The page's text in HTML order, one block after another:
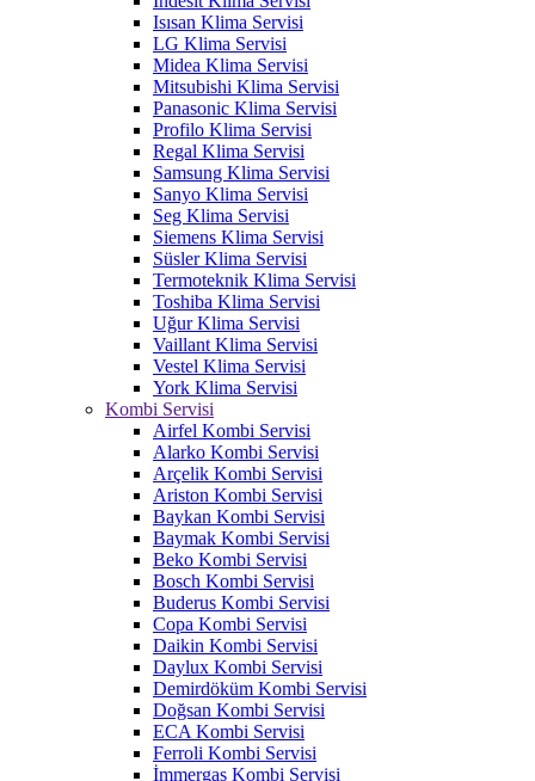
Isısan Klima Servisi
LG Klima Servisi
Midea Klima Servisi
Mitsubishi Klima Servisi
Panasonic Klima Servisi
Profilo Klima Servisi
Regal Klima Servisi
Samsung Klima Servisi
Sanyo Klima Servisi
Seg Klima Servisi
Siemens Klima Servisi
Süsler Klima Servisi
Termoteknik Klima Servisi
Toshiba Klima Servisi
Uğur Klima Servisi
Vaillant Klima Servisi
Vestel Klima Servisi
York Klima Servisi
Kombi Servisi
Airfel Kombi Servisi
Alarko Kombi Servisi
Arçelik Kombi Servisi
Ariston Kombi Servisi
Baykan Kombi Servisi
Baymak Kombi Servisi
Beko Kombi Servisi
Bosch Kombi Servisi
Buderus Kombi Servisi
Copa Kombi Servisi
Daikin Kombi Servisi
Daylux Kombi Servisi
Demirdöküm Kombi Servisi
Doğsan Kombi Servisi
ECA Kombi Servisi
Ferroli Kombi Servisi
İmmergas Kombi Servisi